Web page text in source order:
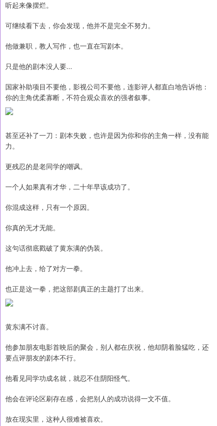
听起来像摆烂。
可继续看下去，你会发现，他并不是完全不努力。
他做兼职，教人写作，也一直在写剧本。
只是他的剧本没人要...
国家补助项目不要他，影视公司不要他，连影评人都直白地告诉他：
你的主角优柔寡断，不符合观众喜欢的强者叙事。
甚至还补了一刀：剧本失败，也许是因为你和你的主角一样，没有能
力。
更残忍的是老同学的嘲讽。
一个人如果真有才华，二十年早该成功了。
你混成这样，只有一个原因。
你真的无才无能。
这句话彻底戳破了黄东满的伪装。
他冲上去，给了对方一拳。
也正是这一拳，把这部剧真正的主题打了出来。
黄东满不讨喜。
他参加朋友电影首映后的聚会，别人都在庆祝，他却阴着脸猛吃，还
要点评朋友的剧本不行。
他看见同学功成名就，就忍不住阴阳怪气。
他会在评论区刷存在感，会把别人的成功说得一文不值。
放在现实里，这种人很难被喜欢。